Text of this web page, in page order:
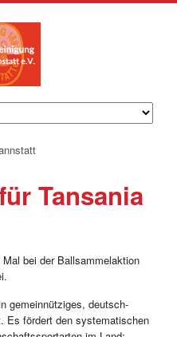
Tansania
bei der Ballsammelaktion
gemeinnütziges, deutsch-
Es fördert den systematischen